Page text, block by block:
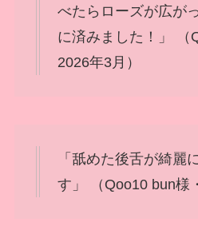
べたらローズが広が
に済みました！」 （
2026年3月）
「舐めた後舌が綺麗
す」 （Qoo10 bun様